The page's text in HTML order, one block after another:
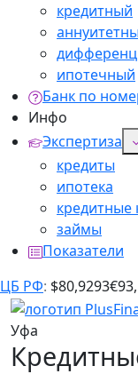
кредитный
ипотечный
Банк по
Инфо
Экспертиза
кредиты
ипотека
кредитные
займы
Показатели
ЦБ РФ: $80,9293€
Уфа